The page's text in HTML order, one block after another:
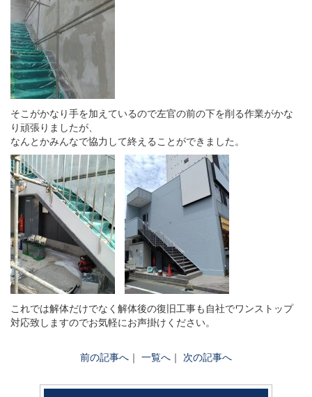
そこがかなり手を加えているので左官の前の下を削る作業がかな
り頑張りましたが、
なんとかみんなで協力して終えることができました。
これでは解体だけでなく解体後の復旧工事も自社でワンストップ
対応致しますのでお気軽にお声掛けください。
前の記事へ ｜ 一覧へ ｜ 次の記事へ